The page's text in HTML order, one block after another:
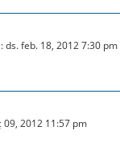
ds. feb. 18, 2012 7:30 pm
09, 2012 11:57 pm